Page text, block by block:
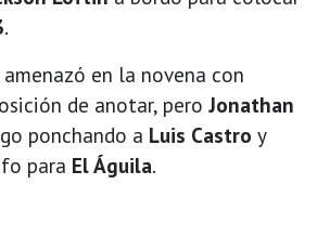
.
en la novena con
de anotar, pero Jonathan
ponchando a Luis Castro y
para El Águila.